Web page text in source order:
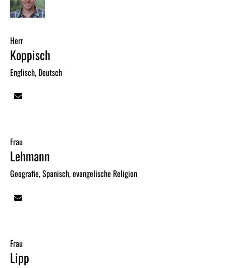
Herr
Koppisch
Englisch, Deutsch
Frau
Lehmann
Geografie, Spanisch, evangelische Religion
Frau
Lipp